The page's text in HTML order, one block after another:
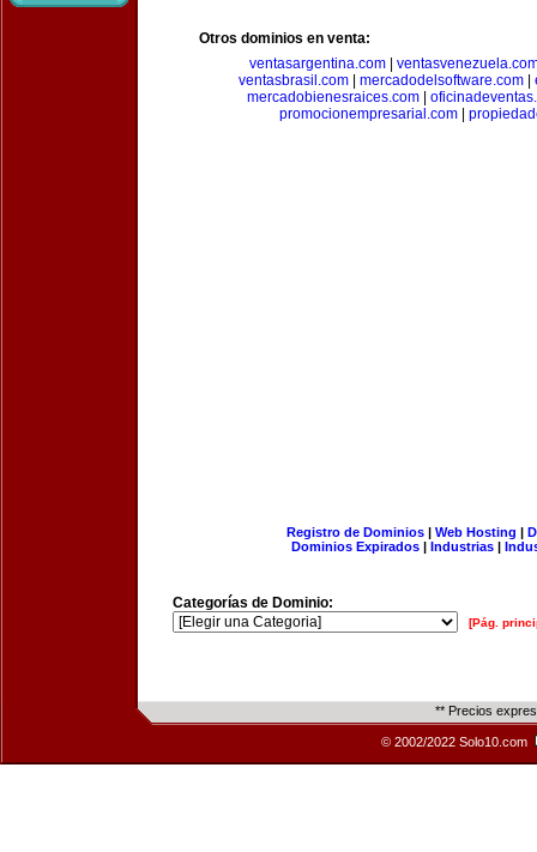
Otros dominios en venta:
ventasargentina.com|
ventasbrasil.com
mercadodelsoftware.com
mercadobienesraices.com|
promocionempresarial.com|
Registro de Dominios| Web Hosting |
Dominios Expirados | Industrias |
Categorías de Dominio:
[Pág.
** Precios
© 2002/2022 Solo10.com